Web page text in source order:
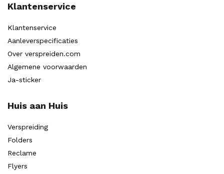
Klantenservice
Klantenservice
Aanleverspecificaties
Over verspreiden.com
Algemene voorwaarden
Ja-sticker
Huis aan Huis
Verspreiding
Folders
Reclame
Flyers